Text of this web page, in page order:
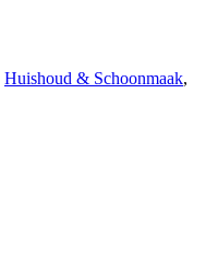
Huishoud & Schoonmaak,